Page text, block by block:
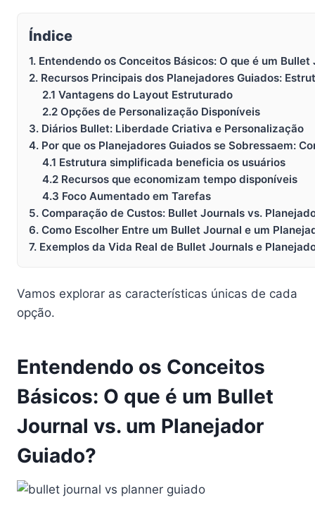
Índice
1. Entendendo os Conceitos Básicos: O que é um
2. Recursos Principais dos Planejadores Guiados:
2.1 Vantagens do Layout Estruturado
2.2 Opções de Personalização Disponíveis
3. Diários Bullet: Liberdade Criativa e Personalização
4. Por que os Planejadores Guiados se Sobressaem:
4.1 Estrutura simplificada beneficia os usuários
4.2 Recursos que economizam tempo disponíveis
4.3 Foco Aumentado em Tarefas
5. Comparação de Custos: Bullet Journals vs.
6. Como Escolher Entre um Bullet Journal e um
7. Exemplos da Vida Real de Bullet Journals e
Vamos explorar as características únicas de cada
opção.
Entendendo os Conceitos
Básicos: O que é um Bullet
Journal vs. um Planejador
Guiado?